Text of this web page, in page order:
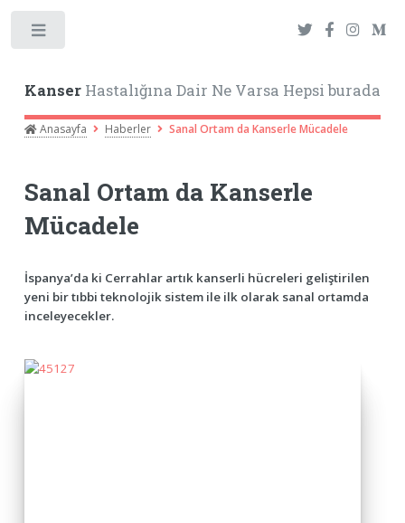
KanserHastalığına Dair Ne Varsa Hepsi burada
Anasayfa Haberler Sanal Ortam da Kanserle Mücadele
Sanal Ortam da Kanserle
Mücadele
İspanya’da ki Cerrahlar artık kanserli hücreleri geliştirilen
yeni bir tıbbi teknolojik sistem ile ilk olarak sanal ortamda
inceleyecekler.